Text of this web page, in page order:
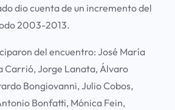
dio cuenta de un incremento del
2003-2013.
del encuentro: José María
Carrió, Jorge Lanata, Álvaro
Bongiovanni, Julio Cobos,
Bonfatti, Mónica Fein,